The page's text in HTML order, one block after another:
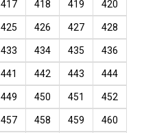
417 418 419 420
425 426 427 428
433 434 435 436
441 442 443 444
449 450 451 452
457 458 459 460